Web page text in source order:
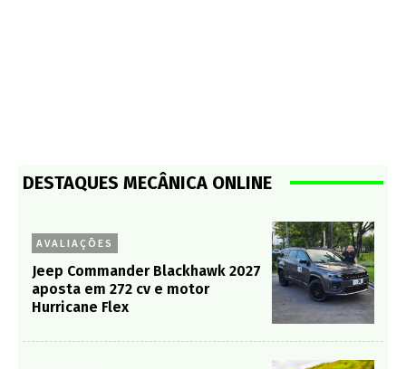
DESTAQUES MECÂNICA ONLINE
AVALIAÇÕES
Jeep Commander Blackhawk 2027
aposta em 272 cv e motor
Hurricane Flex